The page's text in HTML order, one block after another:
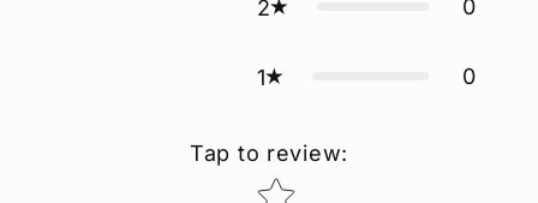
2 0
1 0
Tap to review:
Star rating